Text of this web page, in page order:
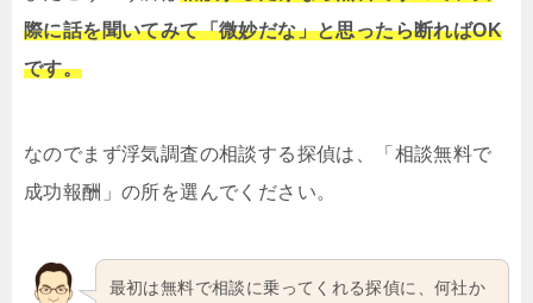
際に話を聞いてみて「微妙だな」と思ったら断ればOK
です。
なのでまず浮気調査の相談する探偵は、「相談無料で
成功報酬」の所を選んでください。
最初は無料で相談に乗ってくれる探偵に、何社か